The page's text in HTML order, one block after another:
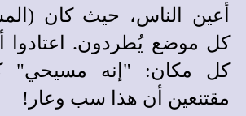
أعين الناس، حيث كان
كل موضع يُطردون. اعتادوا
كل مكان: "إنه مسيحي"
مقتنعين أن هذا سب وعار!